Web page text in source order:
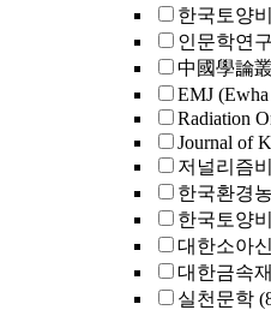
한국토양
인문학연구
中國學論
EMJ
Radiation
Journal of
저널리즘
한국환경
한국토양
대한소아
대한금속
실천문학